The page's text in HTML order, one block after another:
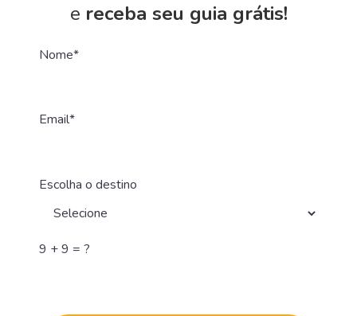
e receba seu guia grátis!
Nome*
Email*
Escolha o destino
9 + 9 = ?